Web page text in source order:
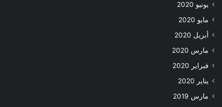
يونيو 2020
مايو 2020
أبريل 2020
مارس 2020
فبراير 2020
يناير 2020
مارس 2019